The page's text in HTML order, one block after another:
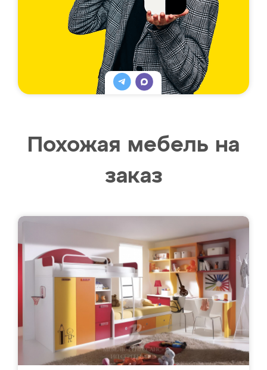
Похожая мебель на
заказ